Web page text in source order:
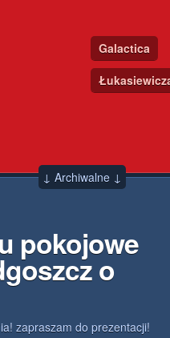
Galactica
↓ Archiwalne ↓
pokojowe
o
zapraszam do prezentacji!